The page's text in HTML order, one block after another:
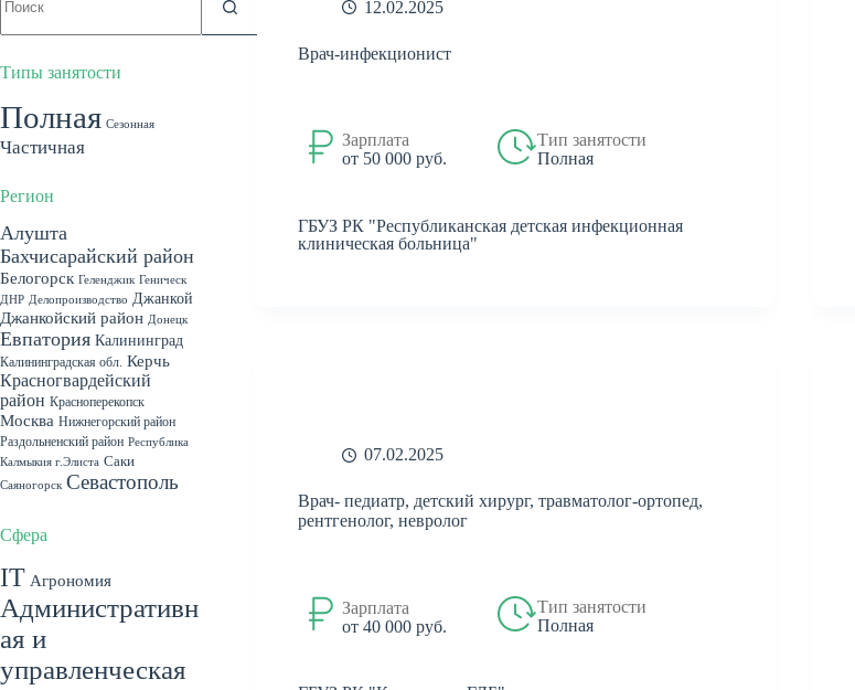
12.02.2025
Врач-инфекционист
Зарплата
от 50 000 руб.
Тип занятости
Полная
ГБУЗ РК "Республиканская детская инфекционная
клиническая больница"
07.02.2025
Врач- педиатр, детский хирург, травматолог-ортопед,
рентгенолог, невролог
Зарплата
от 40 000 руб.
Тип занятости
Полная
не
Типы занятости
Полная Сезонная
Частичная
Регион
Алушта
Бахчисарайский район
Белогорск Геленджик Геническ
ДНР Делопроизводство Джанкой
Джанкойский район Донецк
Евпатория Калининград
Калининградская обл. Керчь
Красногвардейский
район Красноперекопск
Москва Нижнегорский район
Раздольненский район Республика
Калмыкия г.Элиста Саки
Саяногорск Севастополь
Симферополь
Симферопольский
район
Херсонская обл. пгт. Чаплынка
Херсонская область
Гурзуф пгт. Красногвардейское
Сфера
IT Агрономия
Административн
ая и
управленческая